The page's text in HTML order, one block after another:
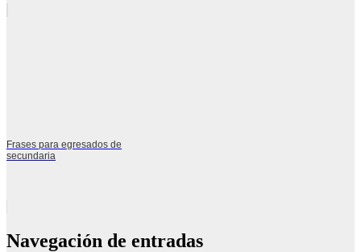
Frases para egresados de
secundaria
Navegación de entradas